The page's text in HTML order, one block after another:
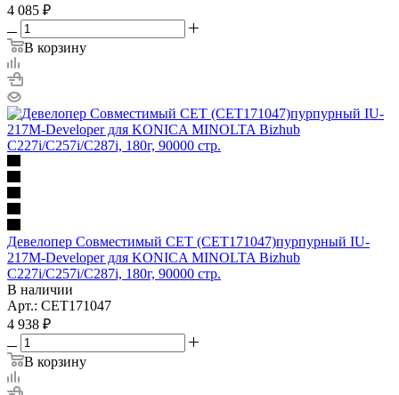
4 085 ₽
В корзину
Девелопер Совместимый CET (CET171047)пурпурный IU-
217M-Developer для KONICA MINOLTA Bizhub
C227i/C257i/C287i, 180г, 90000 стр.
В наличии
Арт.: CET171047
4 938 ₽
В корзину